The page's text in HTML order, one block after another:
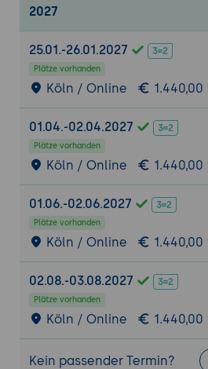
2027
25.01.-26.01.2027
Plätze vorhanden
Köln / Online 1.440,00
01.04.-02.04.2027
Plätze vorhanden
Köln / Online 1.440,00
01.06.-02.06.2027
Plätze vorhanden
Köln / Online 1.440,00
02.08.-03.08.2027
Plätze vorhanden
Köln / Online 1.440,00
Kein passender Termin?